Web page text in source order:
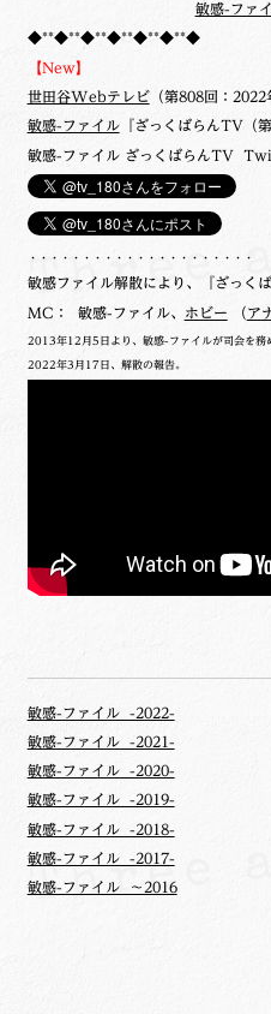
敏感-ファ
◆**◆**◆**◆**◆**◆**◆
【New】
世田谷Webテレビ（第808回：
敏感-ファイル『ざっくばらんTV（第
敏感-ファイル ざっくばらんTV
・・・・・・・・・・・・・・・・・・・・・
敏感ファイル解散により、『ざっく
MC： 敏感-ファイル、 ホビー （ ア
2013年12月5日より、敏感-ファイルが司会を務
2022年3月17日、解散の報告。
敏感-ファイル -2022-
敏感-ファイル -2021-
敏感-ファイル -2020-
敏感-ファイル -2019-
敏感-ファイル -2018-
敏感-ファイル -2017-
敏感-ファイル ～2016